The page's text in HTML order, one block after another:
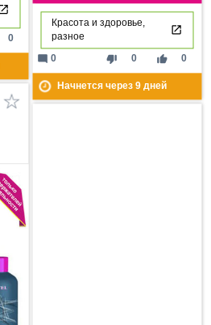
0
Красота и здоровье,
разное
thumb_down 0 thumb_up 0
mode_comment 0
Начнется через 9дней